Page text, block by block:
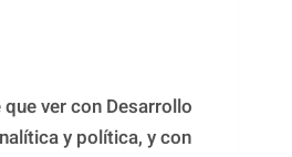
ver con Desarrollo
y política, y con